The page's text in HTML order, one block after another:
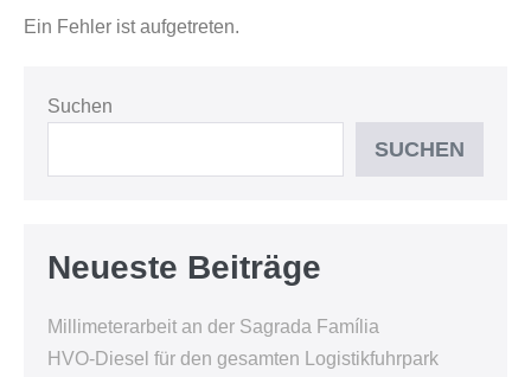
Ein Fehler ist aufgetreten.
Suchen
SUCHEN
Neueste Beiträge
Millimeterarbeit an der Sagrada Família
HVO-Diesel für den gesamten Logistikfuhrpark